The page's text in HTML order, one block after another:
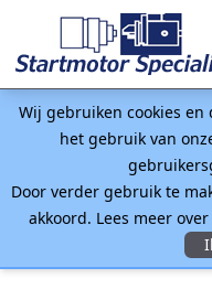
Wij gebruiken cookies
het gebruik van
Door verder gebruik te
akkoord. Lees meer